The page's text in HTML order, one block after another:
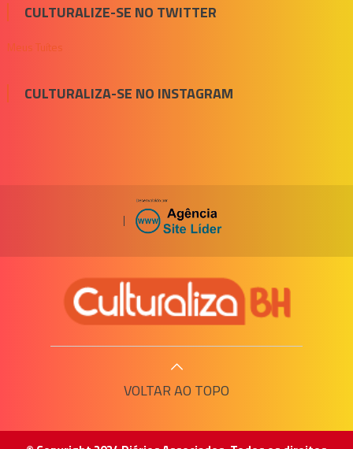
CULTURALIZE-SE NO TWITTER
Meus Tuítes
CULTURALIZA-SE NO INSTAGRAM
|
VOLTAR AO TOPO